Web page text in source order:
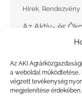
Az AKI
a weboldal
végzett tevékenység
megjelenítése érdekében.
Hírek Rendezvény
Az Aktív- és
az
agroturisztikai
Egyesülettel,